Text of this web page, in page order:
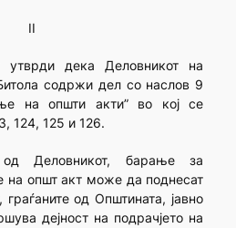
II
утврди дека Деловникот на
содржи дел со наслов 9
на општи акти” во кој се
124, 125 и 126.
Деловникот, барање за
на општ акт може да поднесат
граѓаните од Општината, јавно
дејност на подрачјето на